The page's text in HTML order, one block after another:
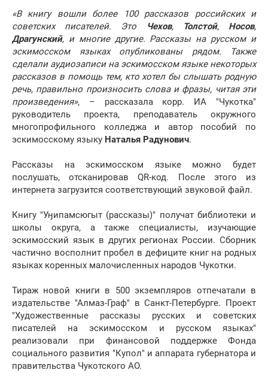
«В книгу вошли более 100 рассказов российских и
советских писателей. Это
Чехов, Толстой, Носов,
Драгунский, и многие другие. Рассказы на русском и
эскимосском языках опубликованы рядом. Также
сделали аудиозаписи на эскимосском языке некоторых
рассказов в помощь тем, кто хотел бы слышать родную
речь, правильно произносить слова и фразы, читая эти
произведения», – рассказала корр. ИА "Чукотка"
руководитель проекта, преподаватель окружного
многопрофильного колледжа и автор пособий по
эскимосскому языку Наталья Радунович.
Рассказы на эскимосском языке можно будет
послушать, отсканировав QR-код. После этого из
интернета загрузится соответствующий звуковой файл.
Книгу "Уӈипамсюгыт (рассказы)" получат библиотеки и
школы округа, а также специалисты, изучающие
эскимосский язык в других регионах России. Сборник
частично восполнит пробел в дефиците книг на родных
языках коренных малочисленных народов Чукотки.
Тираж новой книги в 500 экземпляров отпечатали в
издательстве "Алмаз-Граф" в Санкт-Петербурге. Проект
"Художественные рассказы русских и советских
писателей на эскимосском и русском языках"
реализовали при финансовой поддержке Фонда
социального развития "Купол" и аппарата губернатора и
правительства Чукотского АО.